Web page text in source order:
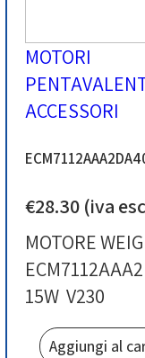
Aggiungi al
€28.30 (iva
MOTORE
15W V230
MOTORI
ACCESSORI